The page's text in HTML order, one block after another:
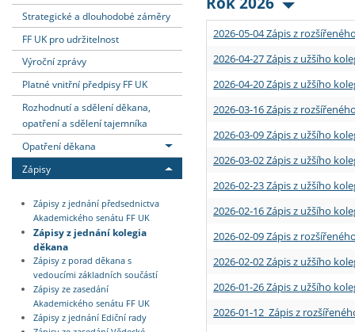
Podpora a benefity pro
Absolventi fakulty
Informace k průběhu
Rigorózní řízení
Granty a projekty
Přijíždějící studenti
Vyjíždějící zaměstnanci
Strategické a dlouhodobé záměry
FF UK pro udržitelnost
Výroční zprávy
Platné vnitřní předpisy FF UK
Rozhodnutí a sdělení děkana,
opatření a sdělení tajemníka
Opatření děkana
Zápisy
Zápisy z jednání předsednictva
Akademického senátu FF UK
Zápisy z jednání kolegia
děkana
Zápisy z porad děkana s
vedoucími základních součástí
Zápisy ze zasedání
Akademického senátu FF UK
Zápisy z jednání Ediční rady
2026-05-04 Zápis z
2026-04-27 Zápis z užšího
2026-04-20 Zápis z užšího
2026-03-16 Zápis z
2026-03-09 Zápis z užšího
2026-03-02 Zápis z užšího
2026-02-23 Zápis z užšího
2026-02-16 Zápis z užšího
2026-02-09 Zápis z
2026-02-02 Zápis z užšího
2026-01-26 Zápis z užšího
2026-01-12 Zápis z